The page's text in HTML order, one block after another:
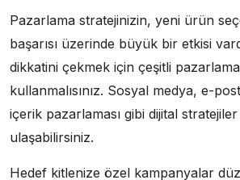
Pazarlama stratejinizin, yeni ürün
başarısı üzerinde büyük bir etkisi
dikkatini çekmek için çeşitli pazarlama
kullanmalısınız. Sosyal medya, e-
içerik pazarlaması gibi dijital
ulaşabilirsiniz.
Hedef kitlenize özel kampanyalar